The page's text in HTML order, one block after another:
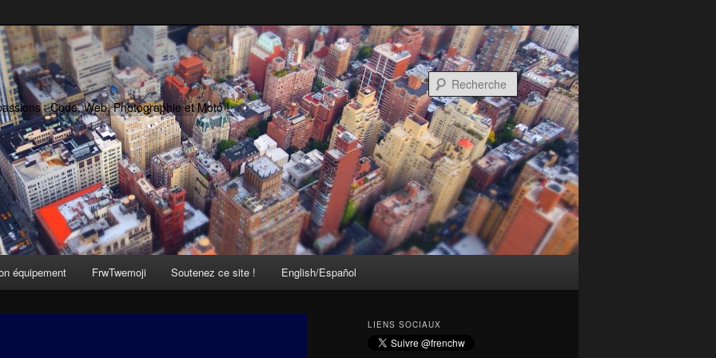
: Code, Web, Photographie et Moto !
Recherche
équipement FrwTwemoji Soutenez ce site ! English/Español
LIENS SOCIAUX